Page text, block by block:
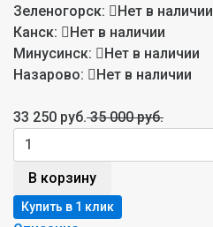
Зеленогорск:
Нет в наличии
Канск:
Нет в наличии
Минусинск:
Нет в наличии
Назарово:
Нет в наличии
33 250 руб.35 000 руб.
В корзину